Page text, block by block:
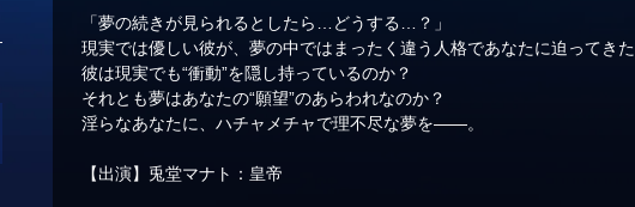
「夢の続きが見られるとしたら…どうする…？」
現実では優しい彼が、夢の中ではまったく違う人格であなたに迫ってき
彼は現実でも“衝動”を隠し持っているのか？
それとも夢はあなたの“願望”のあらわれなのか？
淫らなあなたに、ハチャメチャで理不尽な夢を――。
【出演】兎堂マナト：皇帝